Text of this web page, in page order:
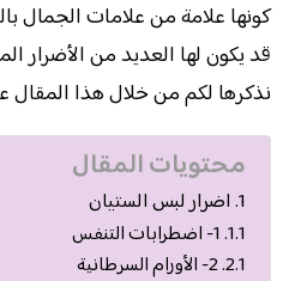
كونها علامة من علامات الجمال
قد يكون لها العديد من الأضرار
نذكرها لكم من خلال هذا المقال
محتويات المقال
اضرار لبس الستيان
1- اضطرابات التنفس
2- الأورام السرطانية